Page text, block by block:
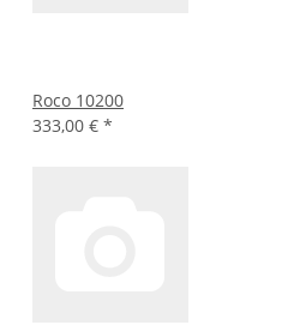
Roco 10200
333,00 € *